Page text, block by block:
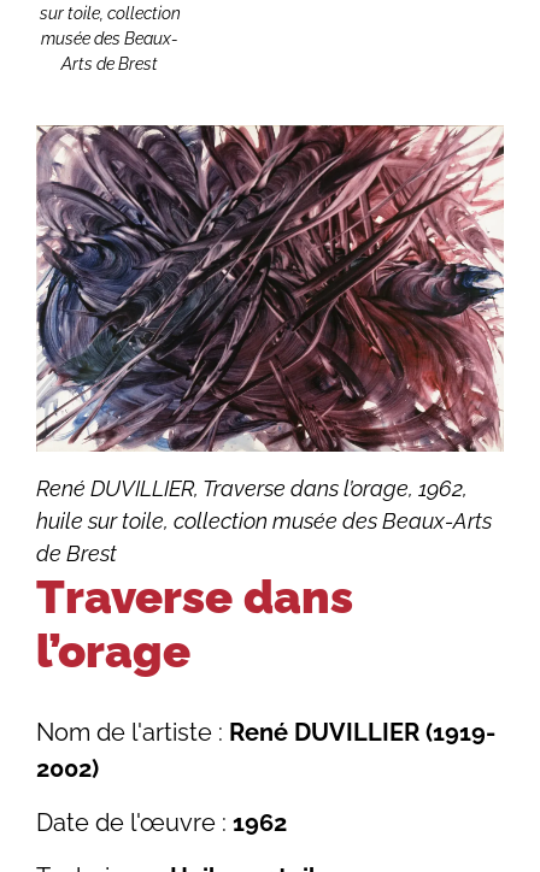
René DUVILLIER, Traverse dans l’orage, 1962,
huile sur toile, collection musée des Beaux-Arts
de Brest
Traverse dans
l’orage
Nom de l'artiste : René DUVILLIER (1919-
2002)
Date de l'œuvre : 1962
sur toile, collection
musée des Beaux-
Arts de Brest